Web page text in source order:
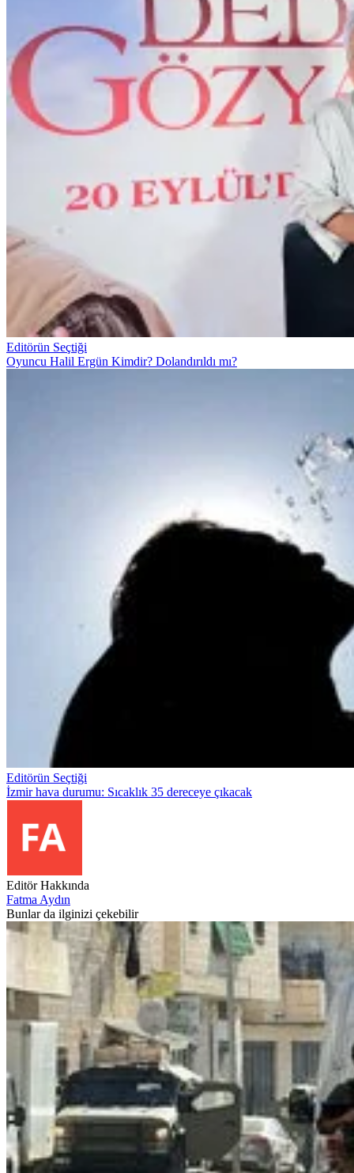
Editörün Seçtiği
Oyuncu Halil Ergün Kimdir? Dolandırıldı mı?
Editörün Seçtiği
İzmir hava durumu: Sıcaklık 35 dereceye çıkacak
Editör Hakkında
Fatma Aydın
Bunlar da ilginizi çekebilir